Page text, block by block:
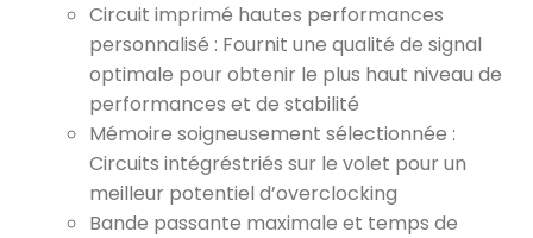
Circuit imprimé hautes performances
personnalisé : Fournit une qualité de signal
optimale pour obtenir le plus haut niveau de
performances et de stabilité
Mémoire soigneusement sélectionnée :
Circuits intégréstriés sur le volet pour un
meilleur potentiel d’overclocking
Bande passante maximale et temps de